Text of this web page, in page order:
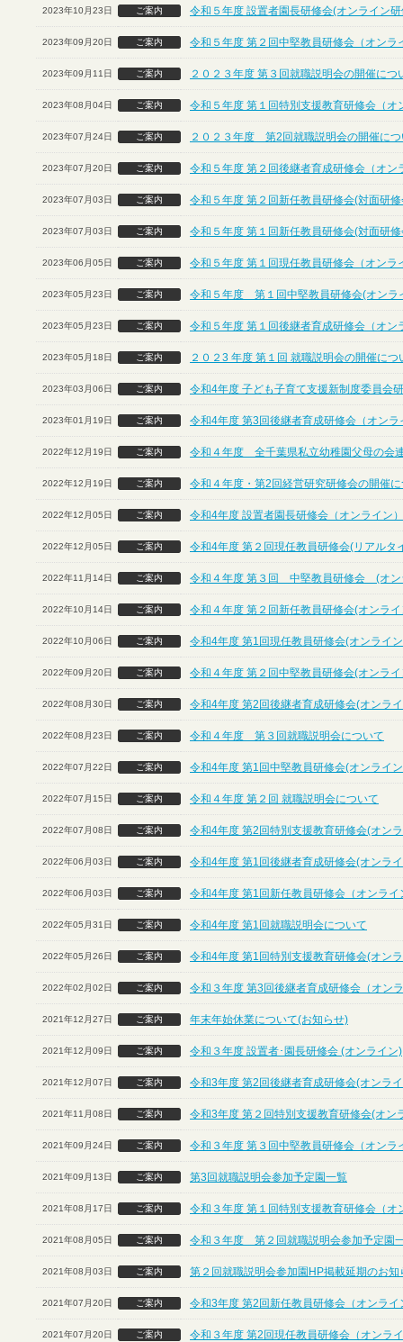
2023年10月23日 ご案内 令和５年度 設置者園長研修会(オンライン
2023年09月20日 ご案内 令和５年度 第２回中堅教員研修会（オンラ
2023年09月11日 ご案内 ２０２３年度 第３回就職説明会の開催につ
2023年08月04日 ご案内 令和５年度 第１回特別支援教育研修会（オ
2023年07月24日 ご案内 ２０２３年度 第2回就職説明会の開催に
2023年07月20日 ご案内 令和５年度 第２回後継者育成研修会（オン
2023年07月03日 ご案内 令和５年度 第２回新任教員研修会(対面研
2023年07月03日 ご案内 令和５年度 第１回新任教員研修会(対面研
2023年06月05日 ご案内 令和５年度 第１回現任教員研修会（オンラ
2023年05月23日 ご案内 令和５年度 第１回中堅教員研修会(オンラ
2023年05月23日 ご案内 令和５年度 第１回後継者育成研修会（オン
2023年05月18日 ご案内 ２０２3 年度 第１回 就職説明会の開催につ
2023年03月06日 ご案内 令和4年度 子ども子育て支援新制度委員会
2023年01月19日 ご案内 令和4年度 第3回後継者育成研修会（オンラ
2022年12月19日 ご案内 令和４年度 全千葉県私立幼稚園父母の会
2022年12月19日 ご案内 令和４年度・第2回経営研究研修会の開催
2022年12月05日 ご案内 令和4年度 設置者園長研修会（オンライン）
2022年12月05日 ご案内 令和4年度 第２回現任教員研修会(リアルタ
2022年11月14日 ご案内 令和４年度 第３回 中堅教員研修会 (オン
2022年10月14日 ご案内 令和４年度 第２回新任教員研修会(オンラ
2022年10月06日 ご案内 令和4年度 第1回現任教員研修会(オンライ
2022年09月20日 ご案内 令和４年度 第２回中堅教員研修会(オンラ
2022年08月30日 ご案内 令和4年度 第2回後継者育成研修会(オンラ
2022年08月23日 ご案内 令和４年度 第３回就職説明会について
2022年07月22日 ご案内 令和4年度 第1回中堅教員研修会(オンライ
2022年07月15日 ご案内 令和４年度 第２回 就職説明会について
2022年07月08日 ご案内 令和4年度 第2回特別支援教育研修会(オン
2022年06月03日 ご案内 令和4年度 第1回後継者育成研修会(オンラ
2022年06月03日 ご案内 令和4年度 第1回新任教員研修会（オンライ
2022年05月31日 ご案内 令和4年度 第1回就職説明会について
2022年05月26日 ご案内 令和4年度 第1回特別支援教育研修会(オン
2022年02月02日 ご案内 令和３年度 第3回後継者育成研修会（オン
2021年12月27日 ご案内 年末年始休業について(お知らせ)
2021年12月09日 ご案内 令和３年度 設置者･園長研修会 (オンライン)
2021年12月07日 ご案内 令和3年度 第2回後継者育成研修会(オンラ
2021年11月08日 ご案内 令和3年度 第２回特別支援教育研修会(オン
2021年09月24日 ご案内 令和３年度 第３回中堅教員研修会（オンラ
2021年09月13日 ご案内 第3回就職説明会参加予定園一覧
2021年08月17日 ご案内 令和３年度 第１回特別支援教育研修会（オ
2021年08月05日 ご案内 令和３年度 第２回就職説明会参加予定園
2021年08月03日 ご案内 第２回就職説明会参加園HP掲載延期のお知
2021年07月20日 ご案内 令和3年度 第2回新任教員研修会（オンライ
2021年07月20日 ご案内 令和３年度 第2回現任教員研修会（オンラ